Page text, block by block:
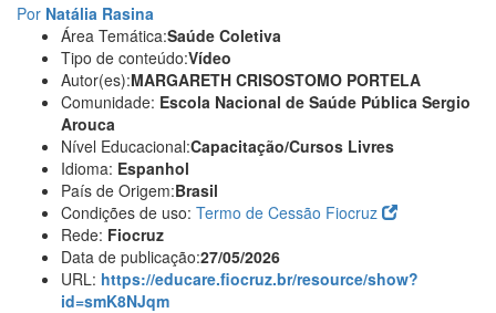
Por Natália Rasina
Área Temática:Saúde Coletiva
Tipo de conteúdo:Vídeo
Autor(es):MARGARETH CRISOSTOMO PORTELA
Comunidade: Escola Nacional de Saúde Pública Sergio
Arouca
Nível Educacional:Capacitação/Cursos Livres
Idioma: Espanhol
País de Origem:Brasil
Condições de uso: Termo de Cessão Fiocruz
Rede: Fiocruz
Data de publicação:27/05/2026
URL: https://educare.fiocruz.br/resource/show?
id=smK8NJqm